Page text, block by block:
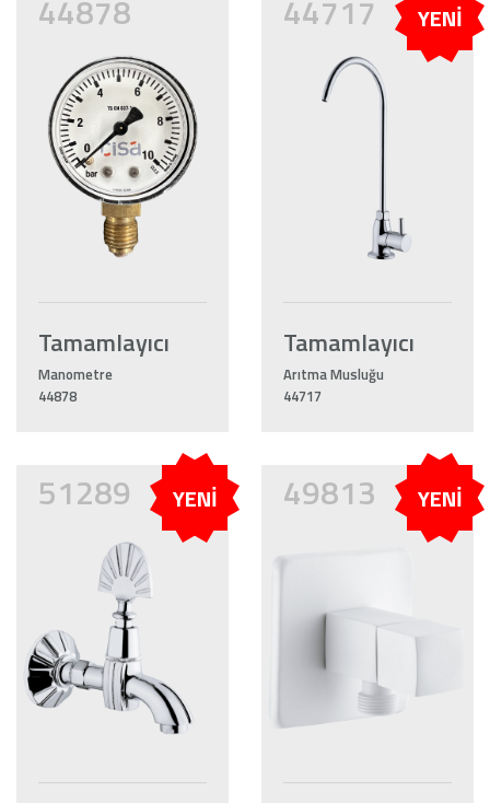
44878
Tamamlayıcı
Manometre
44878
44717 YENİ
Tamamlayıcı
Arıtma Musluğu
44717
51289 YENİ 49813 YENİ